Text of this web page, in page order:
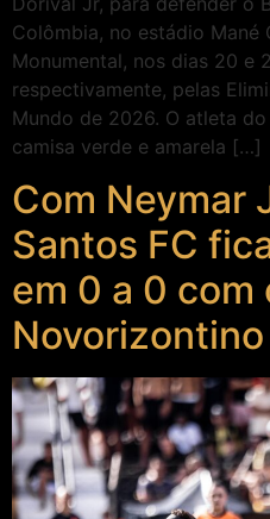
Colômbia, no estádio Mané
Monumental, nos dias 20 e
respectivamente, pelas
Mundo de 2026. O atleta
camisa verde e amarela […]
Com Neymar
Santos FC
em 0 a 0 com